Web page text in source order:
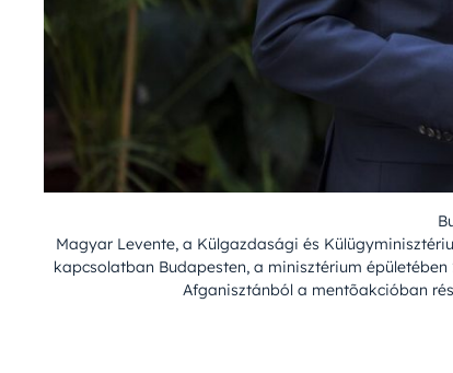
Magyar Levente, a Külgazdasági és
kapcsolatban Budapesten, a minisztérium
Afganisztánból a mentõakcióban